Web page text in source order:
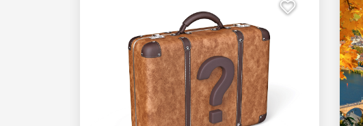
Tagesfahrt So. 14.03.